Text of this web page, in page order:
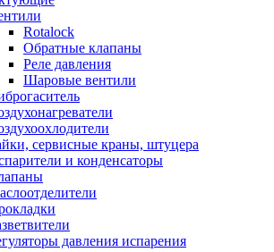
Rotalock
Обратные клапаны
Реле давления
Шаровые вентили
сервисные краны, штуцера
и конденсаторы
давления испарения